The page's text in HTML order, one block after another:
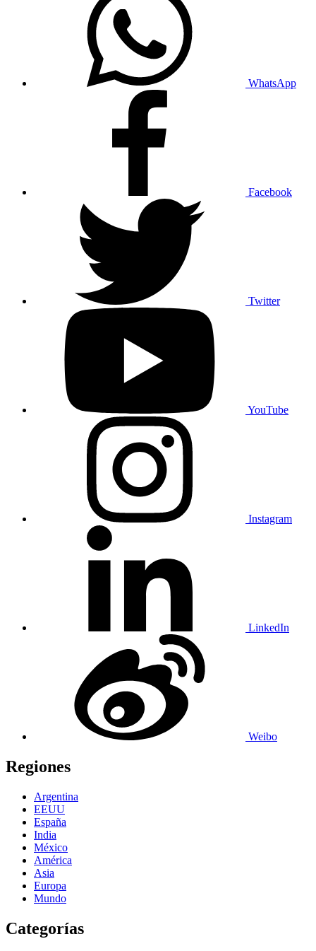
WhatsApp
Facebook
Twitter
YouTube
Instagram
LinkedIn
Weibo
Regiones
Argentina
EEUU
España
India
México
América
Asia
Europa
Mundo
Categorías